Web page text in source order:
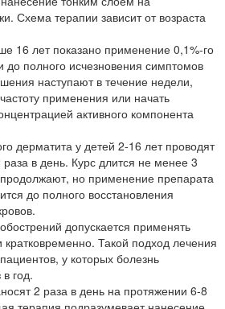
Схема терапии зависит от возраста
16 лет показано применение 0,1%-го
до полного исчезновения симптомов
наступают в течение недели,
применения или начать
активного компонента
дерматита у детей 2-16 лет проводят
в день. Курс длится не менее 3
но применение препарата
до полного восстановления
допускается применять
кратковременно. Такой подход лечения
у которых болезнь
год.
2 раза в день на протяжении 6-8